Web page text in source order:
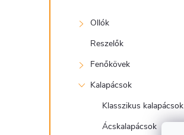
Ollók
Reszelők
Fenőkövek
Kalapácsok
Klasszikus kalapácsok
Ácskalapácsok